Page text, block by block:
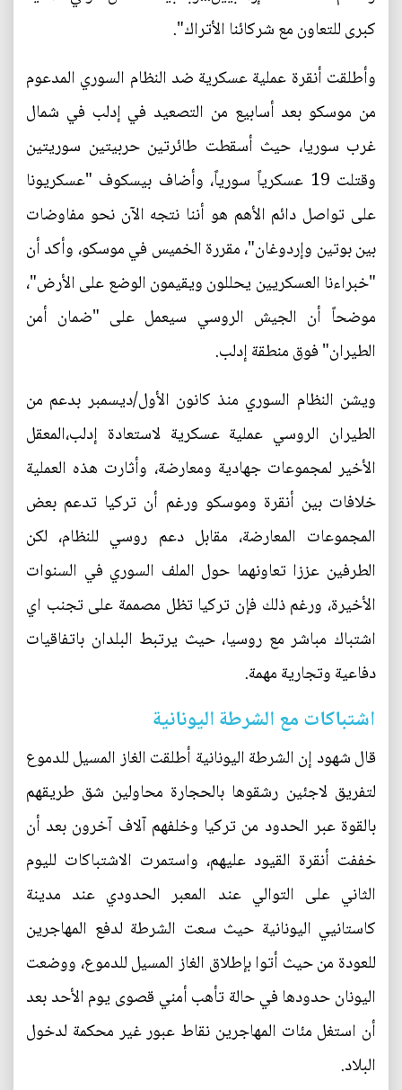
كبرى للتعاون مع شركائنا الأتراك".
وأطلقت أنقرة عملية عسكرية ضد النظام السوري المدعوم
من موسكو بعد أسابيع من التصعيد في إدلب في شمال
غرب سوريا، حيث أسقطت طائرتين حربيتين سوريتين
وقتلت 19 عسكرياً سورياً، وأضاف بيسكوف "عسكريونا
على تواصل دائم الأهم هو أننا نتجه الآن نحو مفاوضات
بين بوتين وإردوغان"، مقررة الخميس في موسكو، وأكد أن
"خبراءنا العسكريين يحللون ويقيمون الوضع على الأرض"،
موضحاً أن الجيش الروسي سيعمل على "ضمان أمن
الطيران" فوق منطقة إدلب.
ويشن النظام السوري منذ كانون الأول/ديسمبر بدعم من
الطيران الروسي عملية عسكرية لاستعادة إدلب،المعقل
الأخير لمجموعات جهادية ومعارضة، وأثارت هذه العملية
خلافات بين أنقرة وموسكو ورغم أن تركيا تدعم بعض
المجموعات المعارضة، مقابل دعم روسي للنظام، لكن
الطرفين عززا تعاونهما حول الملف السوري في السنوات
الأخيرة، ورغم ذلك فإن تركيا تظل مصممة على تجنب اي
اشتباك مباشر مع روسيا، حيث يرتبط البلدان باتفاقيات
دفاعية وتجارية مهمة.
اشتباكات مع الشرطة اليونانية
قال شهود إن الشرطة اليونانية أطلقت الغاز المسيل للدموع
لتفريق لاجئين رشقوها بالحجارة محاولين شق طريقهم
بالقوة عبر الحدود من تركيا وخلفهم آلاف آخرون بعد أن
خففت أنقرة القيود عليهم، واستمرت الاشتباكات لليوم
الثاني على التوالي عند المعبر الحدودي عند مدينة
كاستانيي اليونانية حيث سعت الشرطة لدفع المهاجرين
للعودة من حيث أتوا بإطلاق الغاز المسيل للدموع، ووضعت
اليونان حدودها في حالة تأهب أمني قصوى يوم الأحد بعد
أن استغل مئات المهاجرين نقاط عبور غير محكمة لدخول
البلاد.